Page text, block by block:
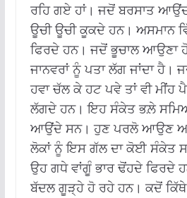
ਰਹਿ ਗਏ ਹਾਂ। ਜਦੋਂ ਬਰਸਾਤ
ਊਚੀ ਊਚੀ ਕੂਕਦੇ ਹਨ। ਅਸਮਾਨ
ਫਿਰਦੇ ਹਨ। ਜਦੋਂ ਭੂਚਾਲ ਆਉਣਾ
ਜਾਨਵਰਾਂ ਨੂੰ ਪਤਾ ਲੱਗ ਜਾਂਦਾ ਹੈ।
ਹਵਾ ਚੱਲ ਕੇ ਹਟ ਪਵੇ ਤਾਂ ਵੀ
ਲੱਗਦੇ ਹਨ। ਇਹ ਸੰਕੇਤ ਭਲ਼ੇ
ਆਉਂਦੇ ਸਨ। ਹੁਣ ਪਰਲੋ ਆਉਣ
ਲੋਕਾਂ ਨੂੰ ਇਸ ਗੱਲ ਦਾ ਕੋਈ ਸੰਕੇਤ
ਉਹ ਗਧੇ ਵਾਂਗੂੰ ਭਾਰ ਢੋਂਹਦੇ ਫਿਰਦੇ
ਬੱਦਲ ਗੂੜ੍ਹੇ ਹੋ ਰਹੇ ਹਨ। ਕਦੋਂ ਕਿੱਥੇ